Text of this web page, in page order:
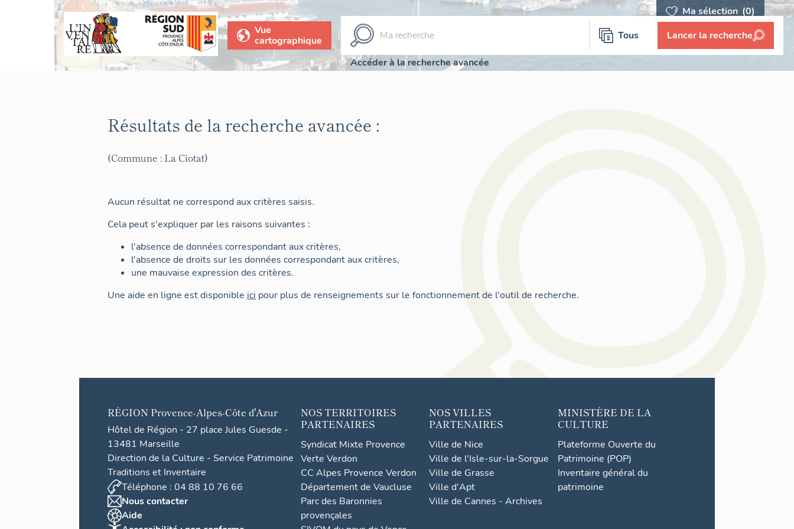
Ma sélection (0)
Vue
cartographique
Tous Lancer la recherche
Accéder à la recherche avancée
Résultats de la recherche avancée :
(Commune : La Ciotat)
Aucun résultat ne correspond aux critères saisis.
Cela peut s'expliquer par les raisons suivantes :
l'absence de données correspondant aux critères,
l'absence de droits sur les données correspondant aux critères,
une mauvaise expression des critères.
Une aide en ligne est disponible ici pour plus de renseignements sur le fonctionnement de l'outil de recherche.
RÉGION Provence-Alpes-Côte d'Azur
Hôtel de Région - 27 place Jules Guesde -
13481 Marseille
Direction de la Culture - Service Patrimoine
Traditions et Inventaire
Téléphone : 04 88 10 76 66
Nous contacter
Aide
NOS TERRITOIRES
PARTENAIRES
Syndicat Mixte Provence
Verte Verdon
CC Alpes Provence Verdon
Département de Vaucluse
Parc des Baronnies
provençales
NOS VILLES
PARTENAIRES
Ville de Nice
Ville de l'Isle-sur-la-Sorgue
Ville de Grasse
Ville d'Apt
Ville de Cannes - Archives
MINISTÈRE DE LA
CULTURE
Plateforme Ouverte du
Patrimoine (POP)
Inventaire général du
patrimoine